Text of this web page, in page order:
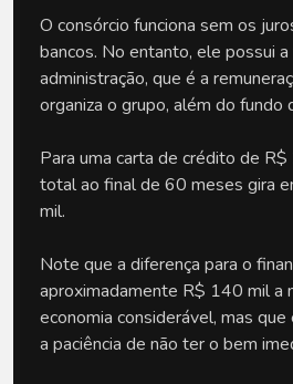
O consórcio funciona sem os
bancos. No entanto, ele possui
administração, que é a
organiza o grupo, além do fundo
Para uma carta de crédito de
total ao final de 60 meses gira
mil.
Note que a diferença para o
aproximadamente R$ 140 mil a
economia considerável, mas
a paciência de não ter o bem